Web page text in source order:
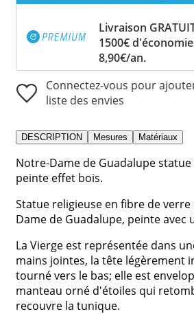
Livraison
1500€
8,90€/an.
Connectez-vous pour
liste des envies
DESCRIPTION Mesures Matériaux
Notre-Dame de Guadalupe
peinte effet bois.
Statue religieuse en fibre de
Dame de Guadalupe, peinte avec
La Vierge est représentée dans
mains jointes, la tête légèrement
tourné vers le bas; elle est
manteau orné d'étoiles qui
recouvre la tunique.